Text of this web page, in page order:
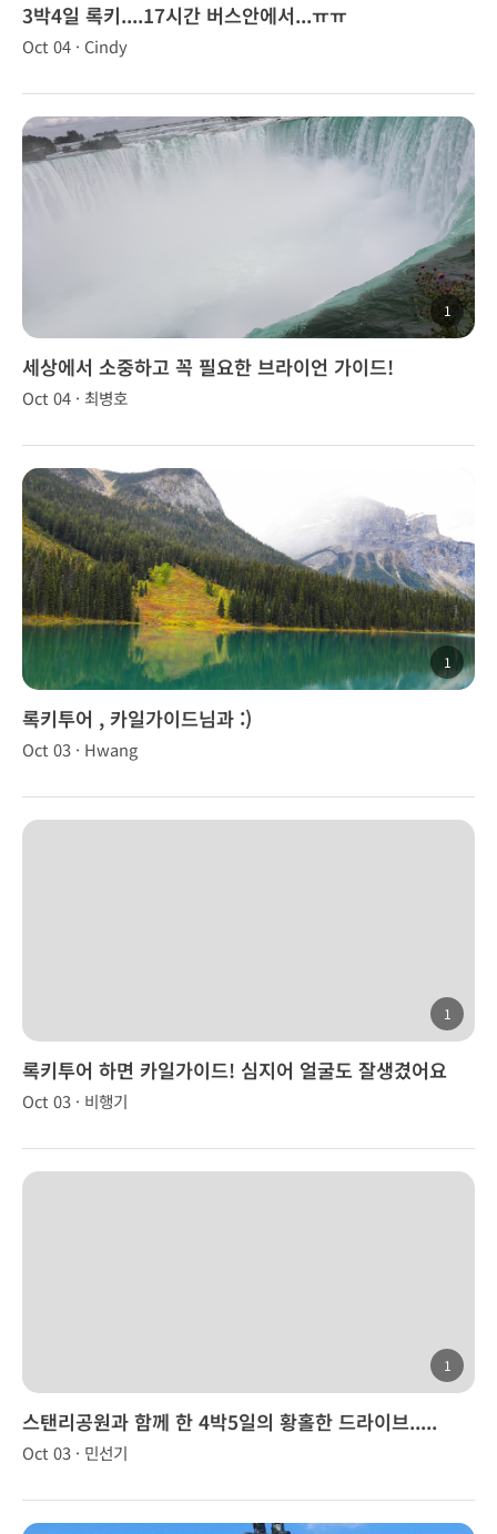
3박4일 록키....17시간 버스안에서...ㅠㅠ
Oct 04 · Cindy
1
세상에서 소중하고 꼭 필요한 브라이언 가이드!
Oct 04 · 최병호
1
록키투어 , 카일가이드님과 :)
Oct 03 · Hwang
1
록키투어 하면 카일가이드! 심지어 얼굴도 잘생겼어요
Oct 03 · 비행기
1
스탠리공원과 함께 한 4박5일의 황홀한 드라이브.....
Oct 03 · 민선기